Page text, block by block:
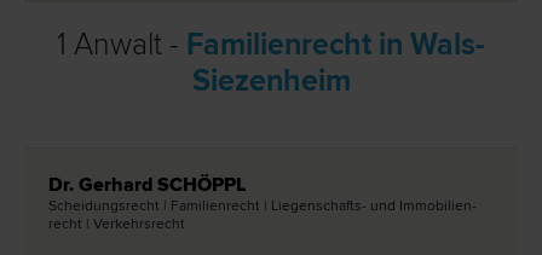
1 Anwalt - Familienrecht in Wals-
Siezenheim
Dr. Gerhard SCHÖPPL
Scheidungs­recht | Familien­recht | Liegenschafts- und Immobilien­
recht | Verkehrs­recht